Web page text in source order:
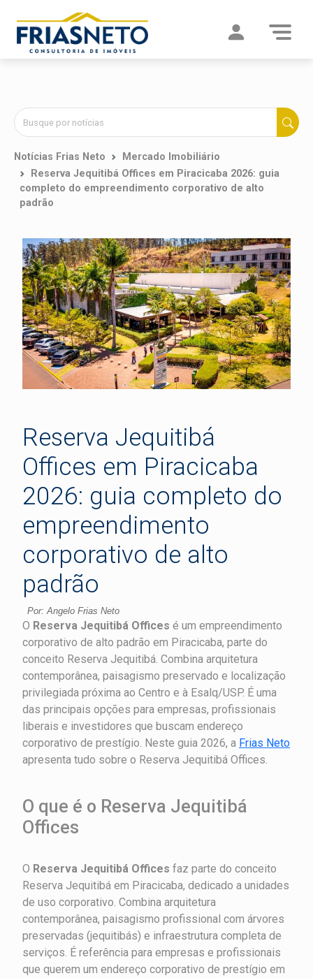
Notícias Frias Neto
Mercado Imobiliário
Reserva Jequitibá Offices em Piracicaba 2026: guia
completo do empreendimento corporativo de alto
padrão
Reserva Jequitibá
Offices em Piracicaba
2026: guia completo do
empreendimento
corporativo de alto
padrão
Por: Angelo Frias Neto
O Reserva Jequitibá Offices é um empreendimento
corporativo de alto padrão em Piracicaba, parte do
conceito Reserva Jequitibá. Combina arquitetura
contemporânea, paisagismo preservado e localização
privilegiada próxima ao Centro e à Esalq/USP. É uma
das principais opções para empresas, profissionais
liberais e investidores que buscam endereço
corporativo de prestígio. Neste guia 2026, a Frias Neto
apresenta tudo sobre o Reserva Jequitibá Offices.
O que é o Reserva Jequitibá
Offices
O Reserva Jequitibá Offices faz parte do conceito
Reserva Jequitibá em Piracicaba, dedicado a unidades
de uso corporativo. Combina arquitetura
contemporânea, paisagismo profissional com árvores
preservadas (jequitibás) e infraestrutura completa de
serviços. É referência para empresas e profissionais
que querem um endereço corporativo de prestígio em